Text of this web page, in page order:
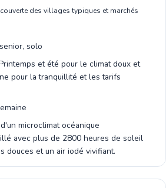
des villages typiques et marchés
solo
et été pour le climat doux et
pour la tranquillité et les tarifs
microclimat océanique
avec plus de 2800 heures de soleil
douces et un air iodé vivifiant.